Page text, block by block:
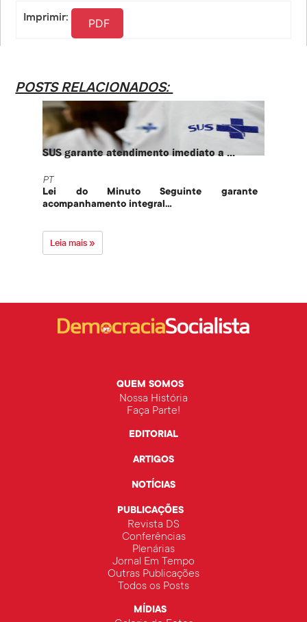
Imprimir: PDF
POSTS RELACIONADOS:
SUS garante atendimento imediato a ...
PT
Lei do Minuto Seguinte garante
acompanhamento integral...
Leia mais »
QUEM SOMOS
Nossa História
Faça Parte!
EDITORIAL
ARTIGOS
NOTÍCIAS
PUBLICAÇÕES
Revista DS
Conferências
Plenárias
Jornal Em Tempo
Outras Publicações
Todos os Posts
MÍDIAS